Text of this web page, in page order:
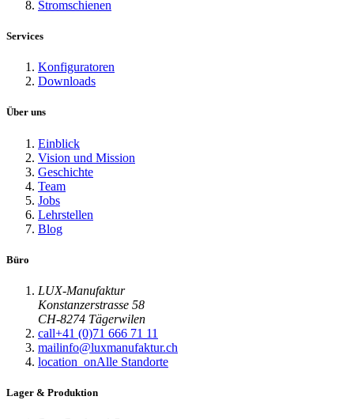
Stromschienen
Services
Konfiguratoren
Downloads
Über uns
Einblick
Vision und Mission
Geschichte
Team
Jobs
Lehrstellen
Blog
Büro
LUX-Manufaktur
Konstanzerstrasse 58
CH-8274 Tägerwilen
call+41 (0)71 666 71 11
mailinfo@luxmanufaktur.ch
location_onAlle Standorte
Lager & Produktion